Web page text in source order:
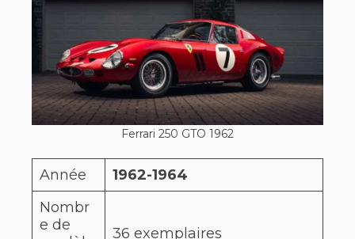
Ferrari 250 GTO 1962
Année
1962-1964
Nombr
e de
36 exemplaires